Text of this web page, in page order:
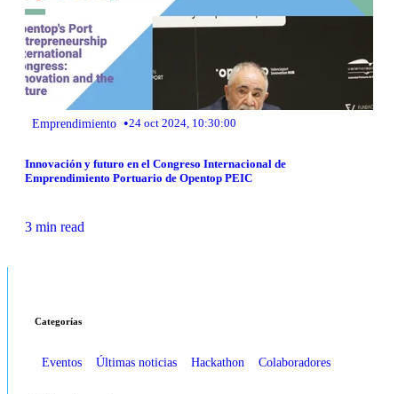
Emprendimiento •24 oct 2024, 10:30:00
Innovación y futuro en el Congreso Internacional de
Emprendimiento Portuario de Opentop PEIC
3 min read
Categorías
Eventos Últimas noticias Hackathon Colaboradores